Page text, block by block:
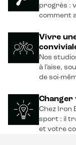
progrès :
comment
Vivre
Nos
à l’aise,
de soi-
Chez Iron
sport : il
et votre